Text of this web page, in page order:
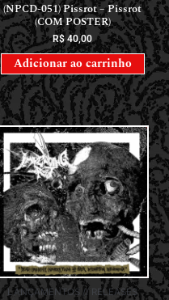
(NPCD-051) Pissrot – Pissrot
(COM POSTER)
R$40,00
Adicionar ao carrinho
LANÇAMENTOS // RELEASES